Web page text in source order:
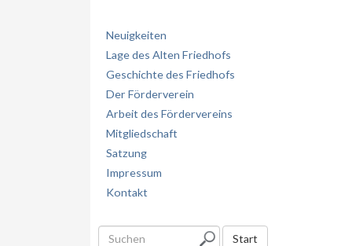
Neuigkeiten
Lage des Alten Friedhofs
Geschichte des Friedhofs
Der Förderverein
Arbeit des Fördervereins
Mitgliedschaft
Satzung
Impressum
Kontakt
Start